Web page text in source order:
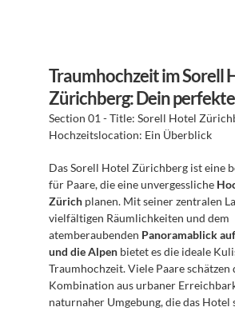
Traumhochzeit im Sorell
Zürichberg: Dein
Section 01 - Title: Sorell Hotel
Hochzeitslocation: Ein Überblick
Das Sorell Hotel Zürichberg ist eine
für Paare, die eine unvergessliche
Zürich planen. Mit seiner zentralen
vielfältigen Räumlichkeiten und dem
atemberaubenden Panoramablick
und die Alpen bietet es die ideale
Traumhochzeit. Viele Paare schätzen
Kombination aus urbaner
naturnaher Umgebung, die das Hotel